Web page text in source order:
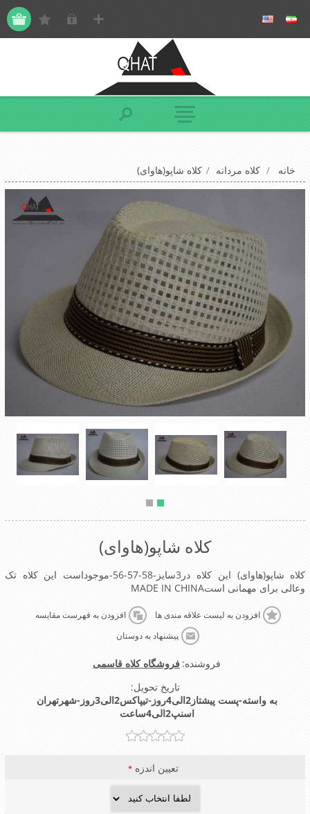
خانه / کلاه مردانه / کلاه شاپو(هاوای)
کلاه شاپو(هاوای)
کلاه شاپو(هاوای) این کلاه در3سایز-58-57-56-موجوداست این کلاه تک
وعالی برای مهمانی استMADE IN CHINA
افزودن به لیست علاقه مندی ها افزودن به فهرست مقایسه
پیشنهاد به دوستان
فروشنده: فروشگاه کلاه قاسمی
تاریخ تحویل:
به واسته-پست پیشتاز2الی4روز-تیپاکس2الی3روز-شهرتهران
اسنپ2الی4ساعت
تعیین اندزه*